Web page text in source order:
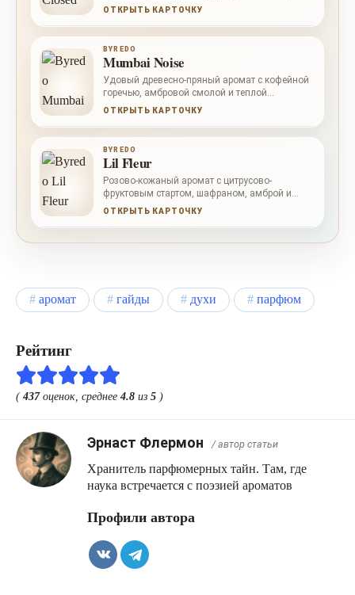
папирус и пачули укрепляют базу.
ОТКРЫТЬ КАРТОЧКУ
BYREDO
Mumbai Noise
Удовый древесно-пряный аромат с кофейной
горечью, амбровой смолой и теплой
сандаловой базой.
ОТКРЫТЬ КАРТОЧКУ
BYREDO
Lil Fleur
Розово-кожаный аромат с цитрусово-
фруктовым стартом, шафраном, амброй и
мягкой ванильной базой.
ОТКРЫТЬ КАРТОЧКУ
аромат гайды духи парфюм
Рейтинг
(437оценок, среднее 4.8 из 5 )
Эрнаст Флермон / автор статьи
Хранитель парфюмерных тайн. Там, где
наука встречается с поэзией ароматов
Профили автора